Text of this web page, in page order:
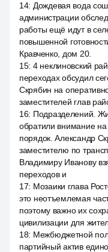
14: Дождевая вода
администрации
работы ещё идут в
повышенной
Кравченко, дом 20.
15: 4 неклиновский
переходах обсудил
Скрябин на
заместителей глав
16: Подразделений.
обратили внимание
порядок. Александр
заместителю по
Владимиру Иванову
переходов и
17: Мозаики глава
это неотъемлемая
поэтому важно их
цивилизации для
18: Межбюджетной
партийный актив